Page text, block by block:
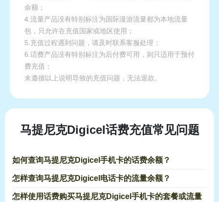
余额；
4.流量产品没有特别标注为国际漫游流量都为本地流量
包，只允许在充值国家或地区使用；
5.充值过程遇到问题，请及时联系客服处理；
6.话费产品没有特别标注为后付费可用，则只适用于预付
费充值；
未遵循以上说明导致的充值问题，无法退款。
马提尼克Digicel话费充值常见问题
如何查询马提尼克Digicel手机卡的话费余额？
怎样查询马提尼克Digicel电话卡的流量余额？
怎样使用话费购买马提尼克Digicel手机卡的套餐或流量